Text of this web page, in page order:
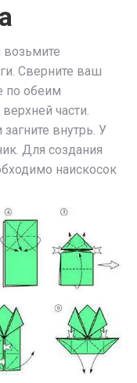
возьмите
Сверните ваш
по обеим
части.
внутрь. У
Для создания
наискосок